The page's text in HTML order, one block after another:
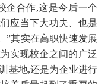
企合作,这是今后一个
应当下大功夫、也是
”其实在高职快速发展
实现校企之间的广泛
基地,还是为企业进行